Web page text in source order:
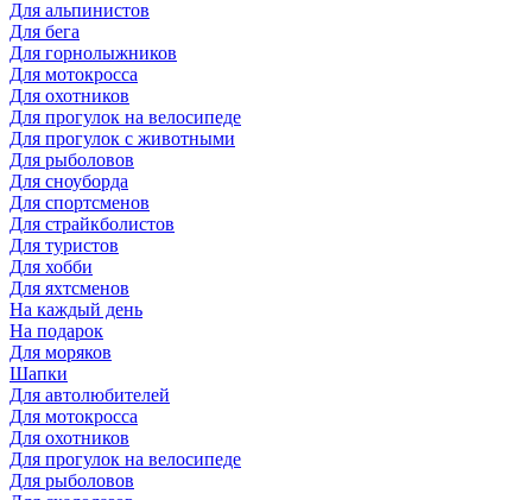
Для альпинистов
Для бега
Для горнолыжников
Для мотокросса
Для охотников
Для прогулок на велосипеде
Для прогулок с животными
Для рыболовов
Для сноуборда
Для спортсменов
Для страйкболистов
Для туристов
Для хобби
Для яхтсменов
На каждый день
На подарок
Для моряков
Шапки
Для автолюбителей
Для мотокросса
Для охотников
Для прогулок на велосипеде
Для рыболовов